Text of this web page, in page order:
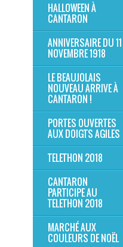
HALLOWEEN À
CANTARON
ANNIVERSAIRE DU 11
NOVEMBRE 1918
LE BEAUJOLAIS
NOUVEAU ARRIVE À
CANTARON !
PORTES OUVERTES
AUX DOIGTS AGILES
TELETHON 2018
CANTARON
PARTICIPE AU
TELETHON 2018
MARCHÉ AUX
COULEURS DE NOËL